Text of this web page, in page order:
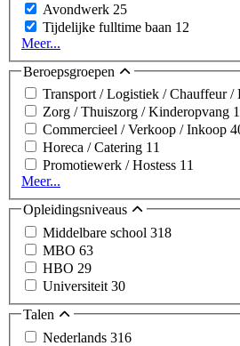
Avondwerk 25
Tijdelijke fulltime baan 12
Meer...
Beroepsgroepen
Transport / Logistiek / Chauffeur /
Zorg / Thuiszorg / Kinderopvang
Commercieel / Verkoop / Inkoop
Horeca / Catering 11
Promotiewerk / Hostess 11
Meer...
Opleidingsniveaus
Middelbare school 318
MBO 63
HBO 29
Universiteit 30
Talen
Nederlands 316